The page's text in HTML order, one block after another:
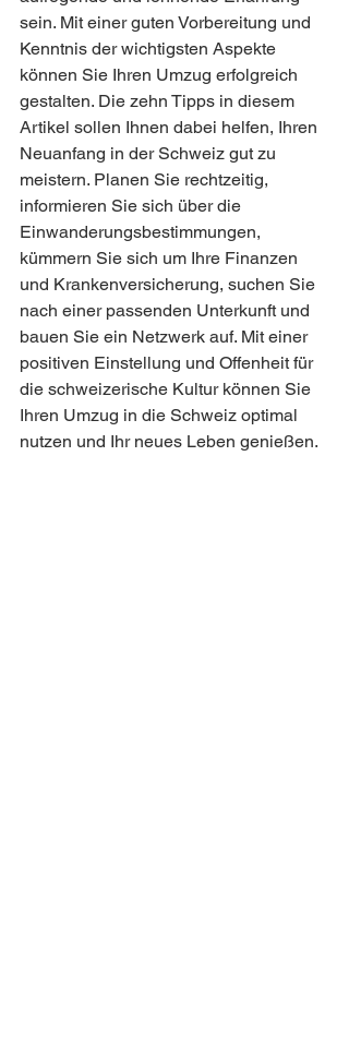
sein. Mit einer guten Vorbereitung und
Kenntnis der wichtigsten Aspekte
können Sie Ihren Umzug erfolgreich
gestalten. Die zehn Tipps in diesem
Artikel sollen Ihnen dabei helfen, Ihren
Neuanfang in der Schweiz gut zu
meistern. Planen Sie rechtzeitig,
informieren Sie sich über die
Einwanderungsbestimmungen,
kümmern Sie sich um Ihre Finanzen
und Krankenversicherung, suchen Sie
nach einer passenden Unterkunft und
bauen Sie ein Netzwerk auf. Mit einer
positiven Einstellung und Offenheit für
die schweizerische Kultur können Sie
Ihren Umzug in die Schweiz optimal
nutzen und Ihr neues Leben genießen.